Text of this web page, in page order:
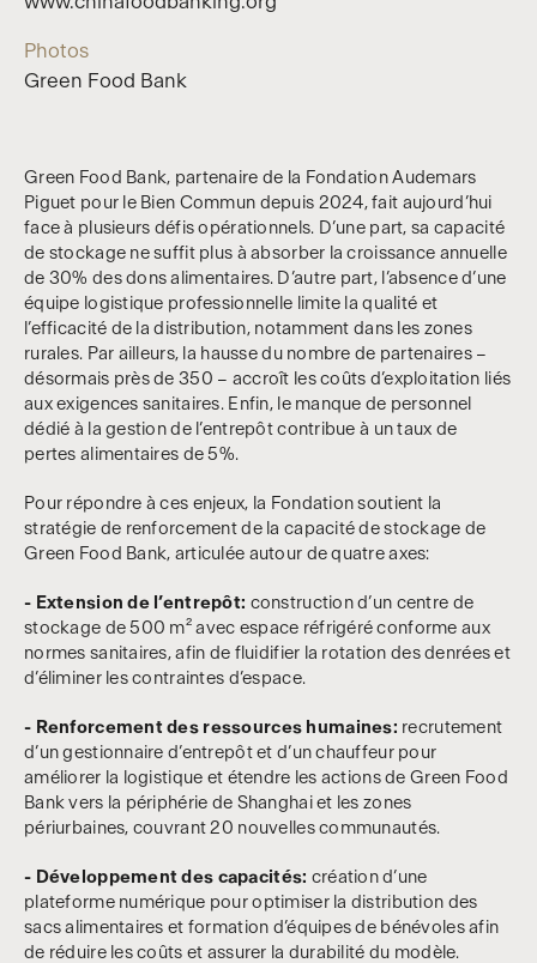
Photos
Green Food Bank
Green Food Bank, partenaire de la Fondation Audemars
Piguet pour le Bien Commun depuis 2024, fait aujourd’hui
face à plusieurs défis opérationnels. D’une part, sa capacité
de stockage ne suffit plus à absorber la croissance annuelle
de 30% des dons alimentaires. D’autre part, l’absence d’une
équipe logistique professionnelle limite la qualité et
l’efficacité de la distribution, notamment dans les zones
rurales. Par ailleurs, la hausse du nombre de partenaires –
désormais près de 350 – accroît les coûts d’exploitation liés
aux exigences sanitaires. Enfin, le manque de personnel
dédié à la gestion de l’entrepôt contribue à un taux de
pertes alimentaires de 5%.
Pour répondre à ces enjeux, la Fondation soutient la
stratégie de renforcement de la capacité de stockage de
Green Food Bank, articulée autour de quatre axes:
- Extension de l’entrepôt: construction d’un centre de
stockage de 500 m² avec espace réfrigéré conforme aux
normes sanitaires, afin de fluidifier la rotation des denrées et
d’éliminer les contraintes d’espace.
- Renforcement des ressources humaines: recrutement
d’un gestionnaire d’entrepôt et d’un chauffeur pour
améliorer la logistique et étendre les actions de Green Food
Bank vers la périphérie de Shanghai et les zones
périurbaines, couvrant 20 nouvelles communautés.
- Développement des capacités: création d’une
plateforme numérique pour optimiser la distribution des
sacs alimentaires et formation d’équipes de bénévoles afin
de réduire les coûts et assurer la durabilité du modèle.